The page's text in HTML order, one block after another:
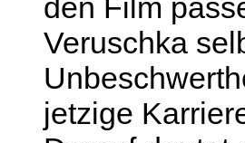
Veruschka
jetzige